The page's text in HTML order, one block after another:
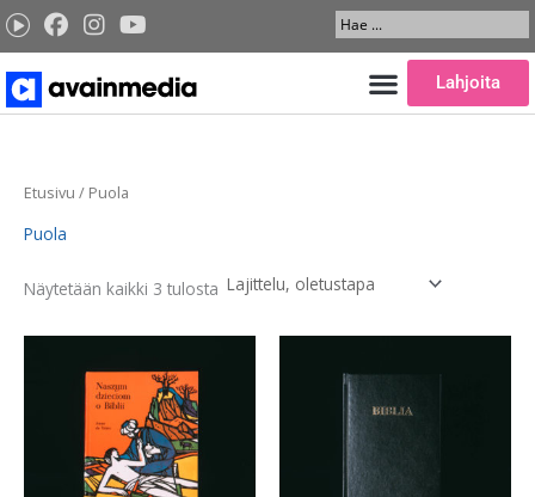
Siirry
sisältöön
Search
...
Lahjoita
Etusivu / Puola
Puola
Näytetään kaikki 3 tulosta